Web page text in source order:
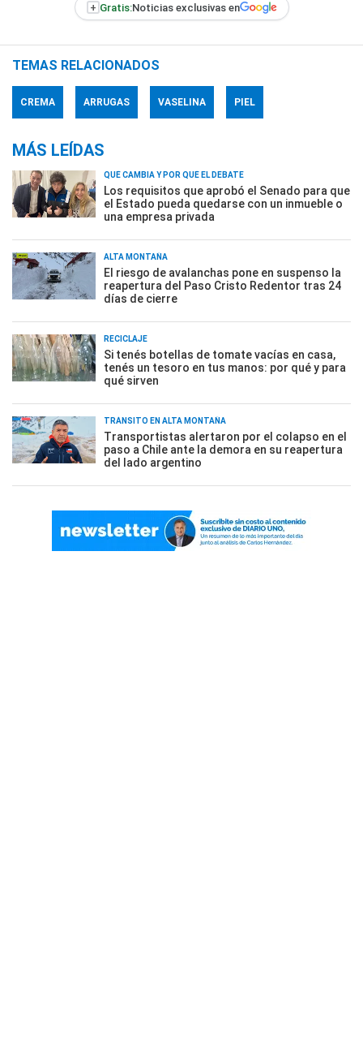
+ Gratis:Noticias exclusivas en
TEMAS RELACIONADOS
CREMA ARRUGAS VASELINA PIEL
MÁS LEÍDAS
QUÉ CAMBIA Y POR QUÉ EL DEBATE
Los requisitos que aprobó el Senado para que
el Estado pueda quedarse con un inmueble o
una empresa privada
ALTA MONTAÑA
El riesgo de avalanchas pone en suspenso la
reapertura del Paso Cristo Redentor tras 24
días de cierre
RECICLAJE
Si tenés botellas de tomate vacías en casa,
tenés un tesoro en tus manos: por qué y para
qué sirven
TRÁNSITO EN ALTA MONTAÑA
Transportistas alertaron por el colapso en el
paso a Chile ante la demora en su reapertura
del lado argentino